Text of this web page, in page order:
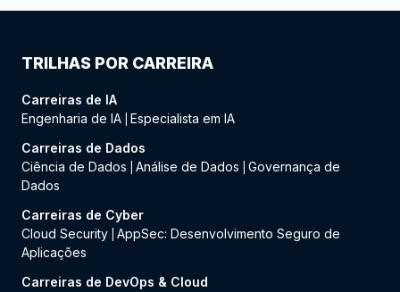
TRILHAS POR CARREIRA
Carreiras de IA
Engenharia de IA Especialista em IA
Carreiras de Dados
Ciência de Dados
Análise de Dados
Governança de
Dados
Carreiras de Cyber
Cloud Security AppSec: Desenvolvimento Seguro de
Aplicações
Carreiras de DevOps & Cloud